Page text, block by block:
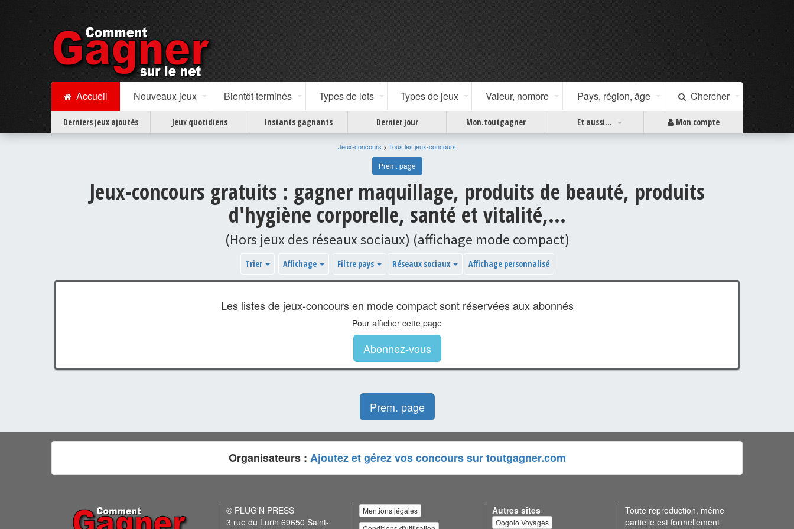
Accueil Nouveaux jeux Bientôt terminés Types de lots Types de jeux Valeur, nombre Pays, région, âge Chercher
Derniers jeux ajoutés Jeux quotidiens Instants gagnants Dernier jour Mon.toutgagner Et aussi... Mon compte
Jeux-concours > Tous les jeux-concours
Prem. page
Jeux-concours gratuits : gagner maquillage, produits de beauté, produits
d'hygiène corporelle, santé et vitalité,...
(Hors jeux des réseaux sociaux) (affichage mode compact)
Trier Affichage Filtre pays Réseaux sociaux Affichage personnalisé
Les listes de jeux-concours en mode compact sont réservées aux abonnés
Pour afficher cette page
Abonnez-vous
Prem. page
Organisateurs : Ajoutez et gérez vos concours sur toutgagner.com
© PLUG'N PRESS
3 rue du Lurin 69650 Saint-
Mentions légales
Autres sites
Oogolo Voyages
Toute reproduction, même
partielle est formellement